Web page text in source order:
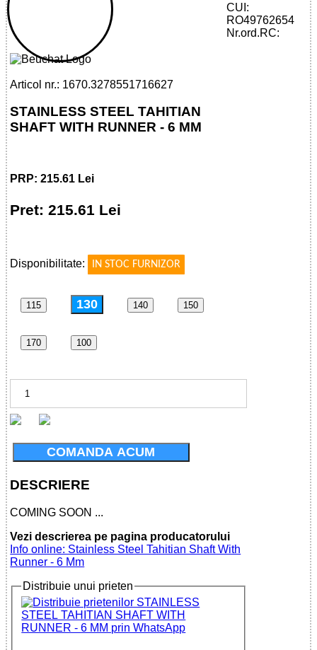
32785517166 - STAINLESS STEEL
TAHITIAN SHAFT WITH RUNNER - 6 MM
Articol nr.: 1670.3278551716627
STAINLESS STEEL TAHITIAN
SHAFT WITH RUNNER - 6 MM
PRP: 215.61 Lei
Pret: 215.61 Lei
Disponibilitate:
IN STOC FURNIZOR
115 130 140 150
170 100
COMANDA ACUM
DESCRIERE
COMING SOON ...
Vezi descrierea pe pagina producatorului
Info online: Stainless Steel Tahitian Shaft With
Runner - 6 Mm
Distribuie unui prieten
CUI:
RO49762654
Nr.ord.RC: